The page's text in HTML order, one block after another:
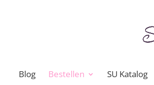
Blog Bestellen SU Katalog